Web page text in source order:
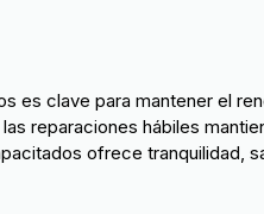
es clave para mantener el
reparaciones hábiles
ofrece tranquilidad,